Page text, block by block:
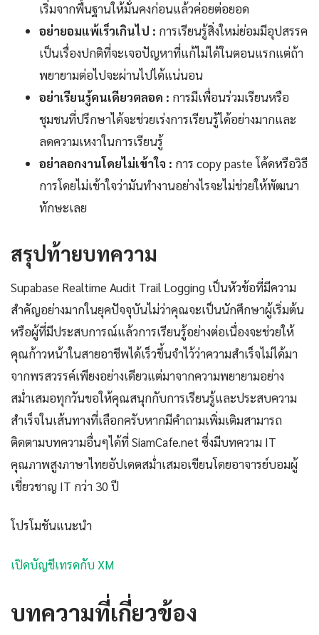
เริ่มจากพื้นฐานให้มั่นคงก่อนแล้วค่อยต่อยอด
อย่ายอมแพ้เร็วเกินไป : การเรียนรู้สิ่งใหม่ย่อมมีอุปสรรค
เป็นเรื่องปกติที่จะเจอปัญหาที่แก้ไม่ได้ในตอนแรกแต่ถ้า
พยายามต่อไปจะผ่านไปได้แน่นอน
อย่าเรียนรู้คนเดียวตลอด : การมีเพื่อนร่วมเรียนหรือ
ชุมชนที่ปรึกษาได้จะช่วยเร่งการเรียนรู้ได้อย่างมากและ
ลดความเหงาในการเรียนรู้
อย่าลอกงานโดยไม่เข้าใจ : การ copy paste โค้ดหรือวิธี
การโดยไม่เข้าใจว่ามันทำงานอย่างไรจะไม่ช่วยให้พัฒนา
ทักษะเลย
สรุปท้ายบทความ
Supabase Realtime Audit Trail Logging เป็นหัวข้อที่มีความ
สำคัญอย่างมากในยุคปัจจุบันไม่ว่าคุณจะเป็นนักศึกษาผู้เริ่มต้น
หรือผู้ที่มีประสบการณ์แล้วการเรียนรู้อย่างต่อเนื่องจะช่วยให้
คุณก้าวหน้าในสายอาชีพได้เร็วขึ้นจำไว้ว่าความสำเร็จไม่ได้มา
จากพรสวรรค์เพียงอย่างเดียวแต่มาจากความพยายามอย่าง
สม่ำเสมอทุกวันขอให้คุณสนุกกับการเรียนรู้และประสบความ
สำเร็จในเส้นทางที่เลือกครับหากมีคำถามเพิ่มเติมสามารถ
ติดตามบทความอื่นๆได้ที่ SiamCafe.net ซึ่งมีบทความ IT
คุณภาพสูงภาษาไทยอัปเดตสม่ำเสมอเขียนโดยอาจารย์บอมผู้
เชี่ยวชาญ IT กว่า 30 ปี
โปรโมชันแนะนำ
เปิดบัญชีเทรดกับ XM
บทความที่เกี่ยวข้อง